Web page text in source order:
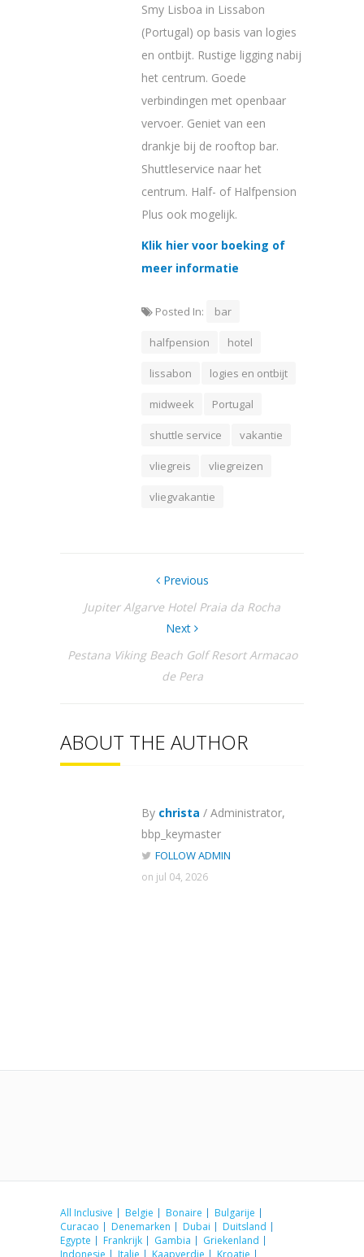
Smy Lisboa in Lissabon
(Portugal) op basis van logies
en ontbijt. Rustige ligging nabij
het centrum. Goede
verbindingen met openbaar
vervoer. Geniet van een
drankje bij de rooftop bar.
Shuttleservice naar het
centrum. Half- of Halfpension
Plus ook mogelijk.
Klik hier voor boeking of
meer informatie
Posted In: bar
halfpension hotel
lissabon logies en ontbijt
midweek Portugal
shuttle service vakantie
vliegreis vliegreizen
vliegvakantie
Previous
Jupiter Algarve Hotel Praia da Rocha
Next
Pestana Viking Beach Golf Resort Armacao
de Pera
ABOUT THE AUTHOR
By christa / Administrator,
bbp_keymaster
FOLLOW ADMIN
on jul 04, 2026
All Inclusive Belgie Bonaire
Bulgarije
Curacao
Denemarken Dubai
Duitsland
Egypte
Frankrijk Gambia
Griekenland
Indonesie
Italie Kaapverdie Kroatie